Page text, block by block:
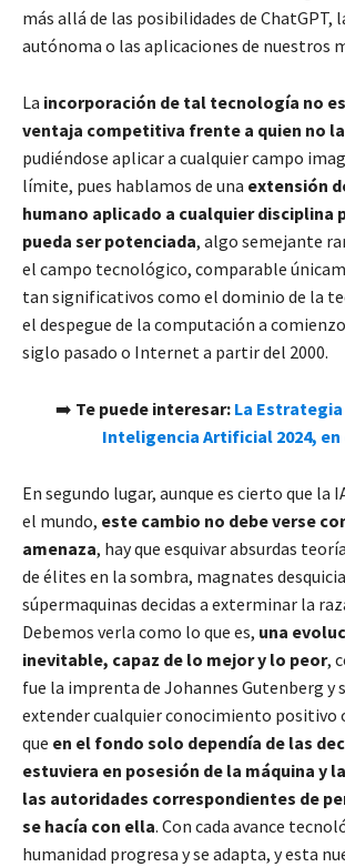
más allá de las posibilidades de ChatGPT,
autónoma o las aplicaciones de nuestros
La incorporación de tal tecnología no
ventaja competitiva frente a quien no
pudiéndose aplicar a cualquier campo
límite, pues hablamos de una extensión
humano aplicado a cualquier disciplina
pueda ser potenciada, algo semejante
el campo tecnológico, comparable
tan significativos como el dominio de la
el despegue de la computación a
siglo pasado o Internet a partir del 2000.
➡️ Te puede interesar: La
Inteligencia Artificial 2024, en
En segundo lugar, aunque es cierto que la
el mundo, este cambio no debe verse
amenaza, hay que esquivar absurdas
de élites en la sombra, magnates
súpermaquinas decidas a exterminar la
Debemos verla como lo que es, una
inevitable, capaz de lo mejor y lo peor,
fue la imprenta de Johannes Gutenberg y
extender cualquier conocimiento positivo
que en el fondo solo dependía de las
estuviera en posesión de la máquina y
las autoridades correspondientes de
se hacía con ella. Con cada avance
humanidad progresa y se adapta, y esta